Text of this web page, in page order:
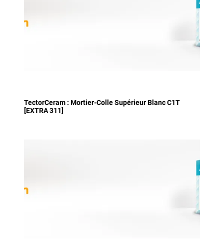
TectorCeram : Mortier-Colle Supérieur Blanc C1T
[EXTRA 311]